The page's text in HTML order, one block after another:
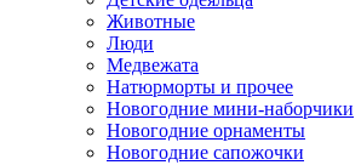
Животные
Люди
Медвежата
Натюрморты и прочее
Новогодние мини-наборчики
Новогодние орнаменты
Новогодние сапожочки